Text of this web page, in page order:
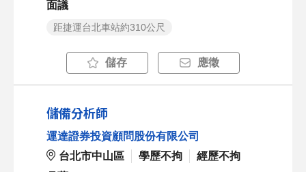
面議
距捷運台北車站約310公尺
儲存 應徵
儲備分析師
運達證券投資顧問股份有限公司
台北市中山區
學歷不拘
經歷不拘